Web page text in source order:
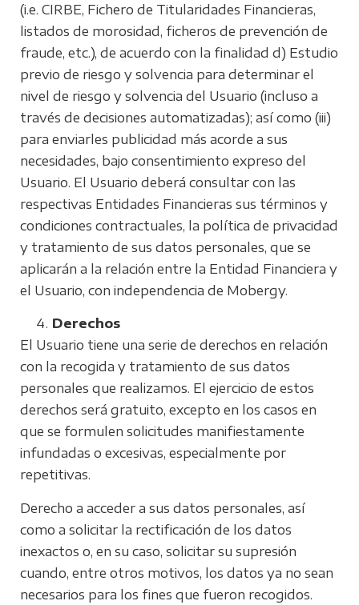
(i.e. CIRBE, Fichero de Titularidades Financieras,
listados de morosidad, ficheros de prevención de
fraude, etc.), de acuerdo con la finalidad d) Estudio
previo de riesgo y solvencia para determinar el
nivel de riesgo y solvencia del Usuario (incluso a
través de decisiones automatizadas); así como (iii)
para enviarles publicidad más acorde a sus
necesidades, bajo consentimiento expreso del
Usuario. El Usuario deberá consultar con las
respectivas Entidades Financieras sus términos y
condiciones contractuales, la política de privacidad
y tratamiento de sus datos personales, que se
aplicarán a la relación entre la Entidad Financiera y
el Usuario, con independencia de Mobergy.
Derechos
El Usuario tiene una serie de derechos en relación
con la recogida y tratamiento de sus datos
personales que realizamos. El ejercicio de estos
derechos será gratuito, excepto en los casos en
que se formulen solicitudes manifiestamente
infundadas o excesivas, especialmente por
repetitivas.
Derecho a acceder a sus datos personales, así
como a solicitar la rectificación de los datos
inexactos o, en su caso, solicitar su supresión
cuando, entre otros motivos, los datos ya no sean
necesarios para los fines que fueron recogidos.